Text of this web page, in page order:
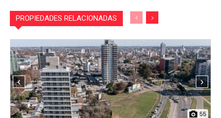
PROPIEDADES RELACIONADAS
‹ ›
55